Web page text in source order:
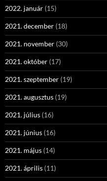
2022. január (15)
2021. december (18)
2021. november (30)
2021. október (17)
2021. szeptember (19)
2021. augusztus (19)
2021. július (16)
2021. június (16)
2021. május (14)
2021. április (11)